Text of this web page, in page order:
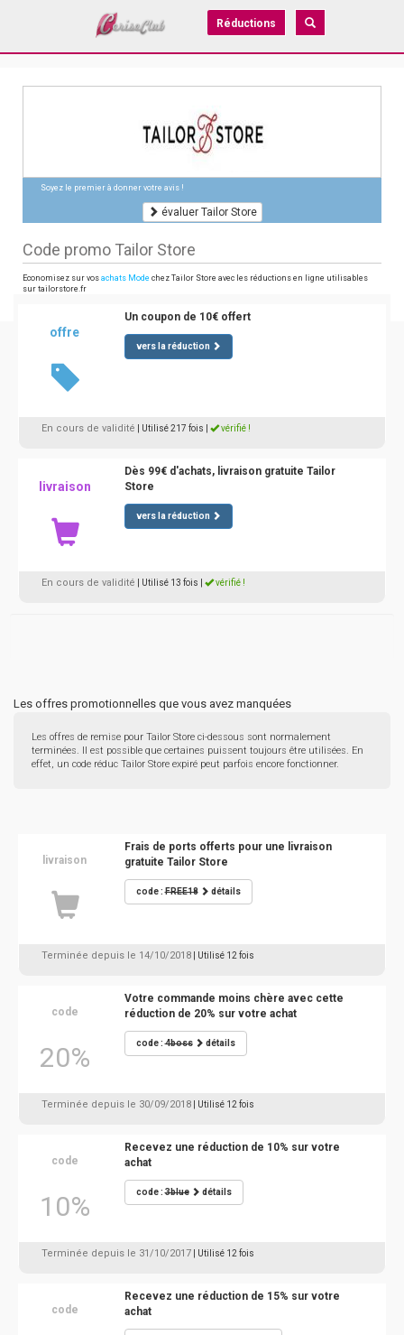
Réductions
Soyez le premier à donner votre avis !
évaluer Tailor Store
Code promo Tailor Store
Economisez sur vos achats Mode chez Tailor Store avec les réductions en ligne utilisables
sur tailorstore.fr
offre
Un coupon de 10€ offert
vers la réduction
En cours de validité | Utilisé 217 fois vérifié !
livraison
Dès 99€ d'achats, livraison gratuite Tailor
Store
vers la réduction
En cours de validité | Utilisé 13 fois vérifié !
Les offres promotionnelles que vous avez manquées
Les offres de remise pour Tailor Store ci-dessous sont normalement
terminées. Il est possible que certaines puissent toujours être utilisées. En
effet, un code réduc Tailor Store expiré peut parfois encore fonctionner.
livraison
Frais de ports offerts pour une livraison
gratuite Tailor Store
code :FREE18 détails
Terminée depuis le 14/10/2018 | Utilisé 12 fois
code
20%
Votre commande moins chère avec cette
réduction de 20% sur votre achat
code :4boss détails
Terminée depuis le 30/09/2018 | Utilisé 12 fois
code
10%
Recevez une réduction de 10% sur votre
achat
code :3blue détails
Terminée depuis le 31/10/2017 | Utilisé 12 fois
code
Recevez une réduction de 15% sur votre
achat